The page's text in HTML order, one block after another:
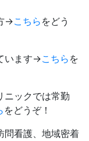
→こちら をどう
います→こちら を
ニックでは常勤
をどうぞ！
問看護、地域密着